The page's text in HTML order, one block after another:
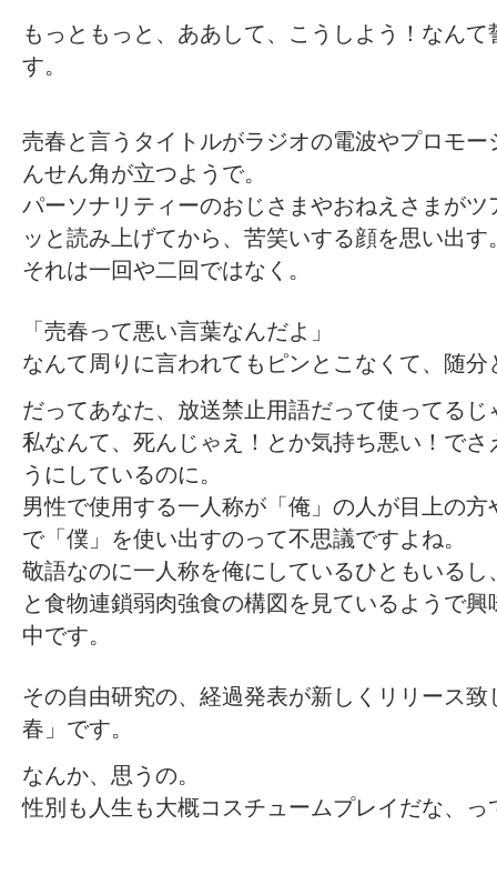
もっともっと、ああして、こうしよう！なん
す。
売春と言うタイトルがラジオの電波やプロモー
んせん角が立つようで。
パーソナリティーのおじさまやおねえさまがツ
ッと読み上げてから、苦笑いする顔を思い出す
それは一回や二回ではなく。
「売春って悪い言葉なんだよ」
なんて周りに言われてもピンとこなくて、随分
だってあなた、放送禁止用語だって使ってるじ
私なんて、死んじゃえ！とか気持ち悪い！でさ
うにしているのに。
男性で使用する一人称が「俺」の人が目上の
で「僕」を使い出すのって不思議ですよね。
敬語なのに一人称を俺にしているひともいるし
と食物連鎖弱肉強食の構図を見ているようで
中です。
その自由研究の、経過発表が新しくリリース
春」です。
なんか、思うの。
性別も人生も大概コスチュームプレイだな、っ